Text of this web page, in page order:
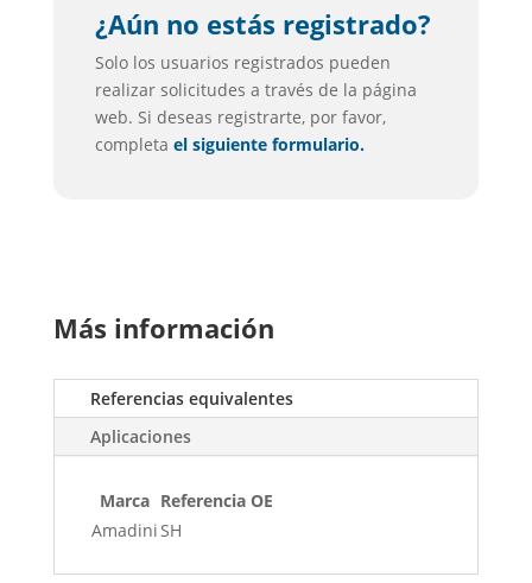
¿Aún no estás registrado?
Solo los usuarios registrados pueden
realizar solicitudes a través de la página
web. Si deseas registrarte, por favor,
completa el siguiente formulario.
Más información
Referencias equivalentes
Aplicaciones
Marca Referencia OE
AmadiniSH